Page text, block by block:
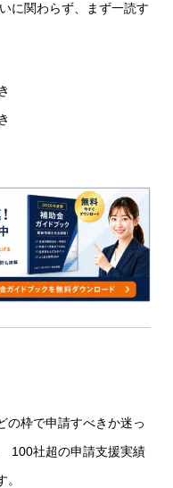
に関わらず、まず一読す
の枠で申請すべきか迷っ
100社超の申請支援実績